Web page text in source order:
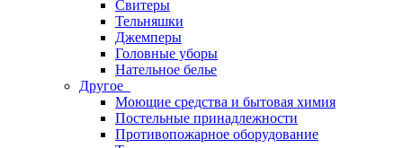
Свитеры
Тельняшки
Джемперы
Головные уборы
Нательное белье
Другое
Моющие средства и бытовая химия
Постельные принадлежности
Противопожарное оборудование